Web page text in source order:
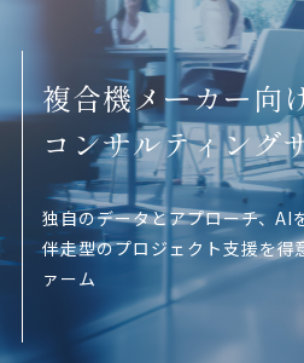
複合機メーカー向
コンサルティング
独自のデータとアプローチ、AI
伴走型のプロジェクト支援を得
ァーム